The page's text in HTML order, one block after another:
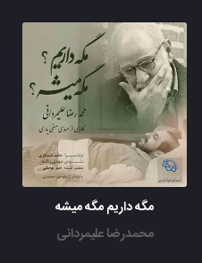
مگه داریم مگه میشه
محمدرضا علیمردانی